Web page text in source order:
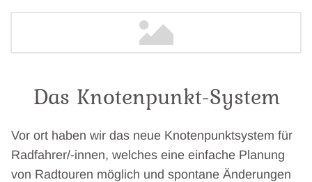
Das Knotenpunkt-System
Vor ort haben wir das neue Knotenpunktsystem für
Radfahrer/-innen, welches eine einfache Planung
von Radtouren möglich und spontane Änderungen